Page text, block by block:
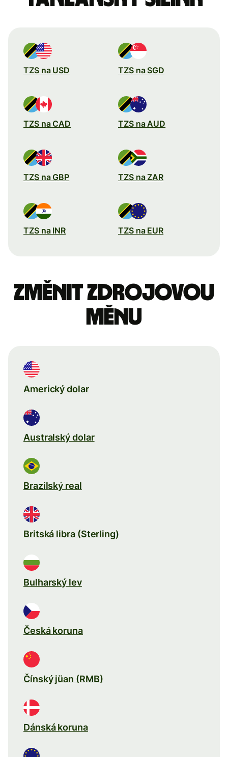
TZS na USD TZS na SGD
TZS na CAD TZS na AUD
TZS na GBP TZS na ZAR
TZS na INR TZS na EUR
Změnit zdrojovou
měnu
Americký dolar
Australský dolar
Brazilský real
Britská libra (Sterling)
Bulharský lev
Česká koruna
Čínský jüan (RMB)
Dánská koruna